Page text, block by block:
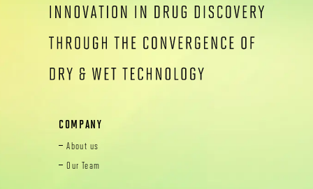
COMPANY
About us
Our Team